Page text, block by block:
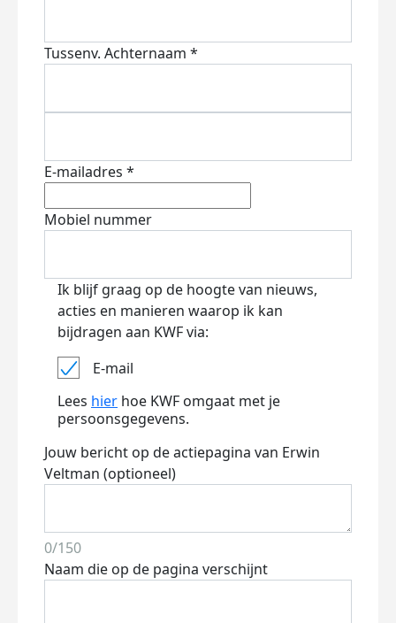
Tussenv. Achternaam *
E-mailadres *
Mobiel nummer
Ik blijf graag op de hoogte van nieuws,
acties en manieren waarop ik kan
bijdragen aan KWF via:
E-mail
Lees hier hoe KWF omgaat met je
persoonsgegevens.
Jouw bericht op de actiepagina van Erwin
Veltman (optioneel)
0/150
Naam die op de pagina verschijnt